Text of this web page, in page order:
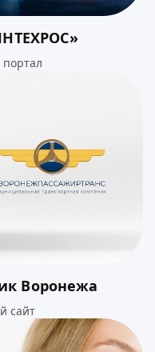
Воронежа
сайт